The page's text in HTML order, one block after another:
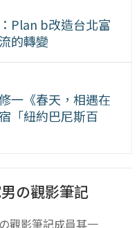
Plan b改造台北富
的轉變
一《春天，相遇在
「紐約巴尼斯百
の觀影筆記
觀影筆記成員其一